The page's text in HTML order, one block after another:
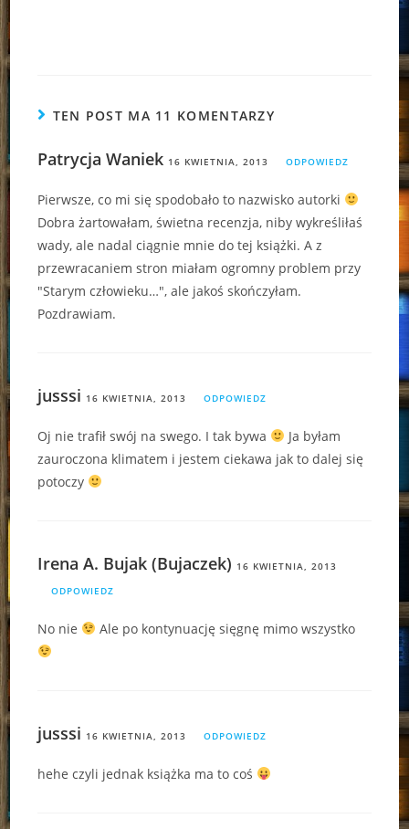
TEN POST MA 11 KOMENTARZY
Patrycja Waniek 16 KWIETNIA, 2013 ODPOWIEDZ
Pierwsze, co mi się spodobało to nazwisko autorki
Dobra żartowałam, świetna recenzja, niby wykreśliłaś
wady, ale nadal ciągnie mnie do tej książki. A z
przewracaniem stron miałam ogromny problem przy
"Starym człowieku…", ale jakoś skończyłam.
Pozdrawiam.
jusssi 16 KWIETNIA, 2013 ODPOWIEDZ
Oj nie trafił swój na swego. I tak bywa
Ja byłam
zauroczona klimatem i jestem ciekawa jak to dalej się
potoczy
Irena A. Bujak (Bujaczek) 16 KWIETNIA, 2013
ODPOWIEDZ
No nie Ale po kontynuację sięgnę mimo wszystko
jusssi 16 KWIETNIA, 2013 ODPOWIEDZ
hehe czyli jednak książka ma to coś